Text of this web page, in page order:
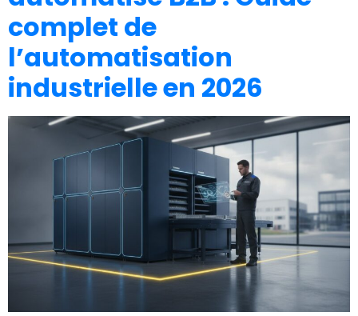
complet de
l’automatisation
industrielle en 2026
et la
structure du
site Web, en
fonction de la
façon dont le
utilisé.
Expérience
Afin que notre
fonctionne
aussi bien que